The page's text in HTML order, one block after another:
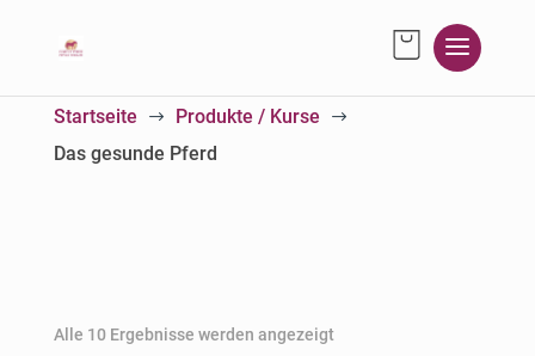
Startseite $ Produkte / Kurse $
Das gesunde Pferd
Alle 10 Ergebnisse werden angezeigt